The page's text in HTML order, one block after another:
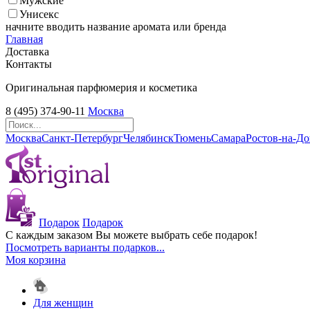
Унисекс
начните вводить название аромата или бренда
Главная
Доставка
Контакты
Оригинальная парфюмерия и косметика
8 (495) 374-90-11 Москва
МоскваСанкт-ПетербургЧелябинскТюменьСамараРостов-на-
Подарок Подарок
С каждым заказом Вы можете выбрать себе подарок!
Посмотреть варианты подарков...
Моя корзина
Для женщин